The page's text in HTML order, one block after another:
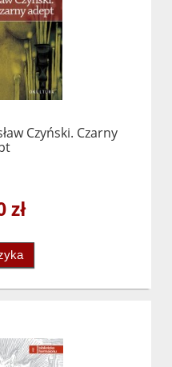
Czyński. Czarny
zł